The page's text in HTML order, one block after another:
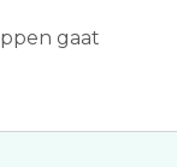
gaat